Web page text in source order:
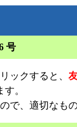
号
ックすると、
。
で、適切なも